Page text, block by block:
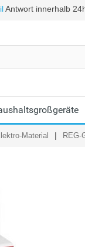
Antwort innerhalb
Material REG-